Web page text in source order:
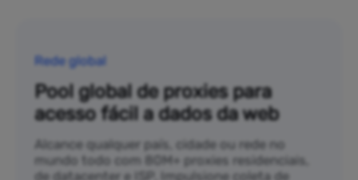
Rede global
Pool global de proxies para
acesso fácil a dados da web
Alcance qualquer país, cidade ou rede no
mundo todo com 80M+ proxies residenciais,
de datacenter e ISP. Impulsione coleta de